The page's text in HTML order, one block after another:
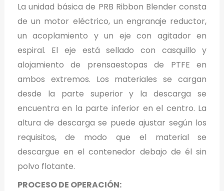
La unidad básica de PRB Ribbon Blender consta
de un motor eléctrico, un engranaje reductor,
un acoplamiento y un eje con agitador en
espiral. El eje está sellado con casquillo y
alojamiento de prensaestopas de PTFE en
ambos extremos. Los materiales se cargan
desde la parte superior y la descarga se
encuentra en la parte inferior en el centro. La
altura de descarga se puede ajustar según los
requisitos, de modo que el material se
descargue en el contenedor debajo de él sin
polvo flotante.
PROCESO DE OPERACIÓN: